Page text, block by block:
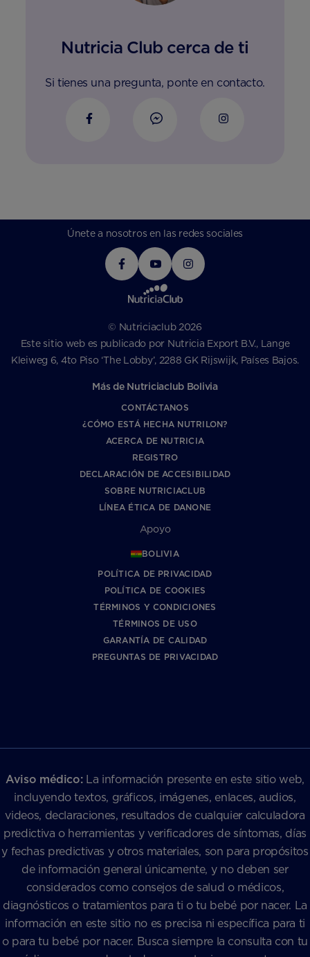
Nutricia Club cerca de ti
Si tienes una pregunta, ponte en contacto.
Únete a nosotros en las redes sociales
© Nutriciaclub 2026
Este sitio web es publicado por Nutricia Export B.V., Lange
Kleiweg 6, 4to Piso ‘The Lobby’, 2288 GK Rijswijk, Países Bajos.
Más de Nutriciaclub Bolivia
CONTÁCTANOS
¿CÓMO ESTÁ HECHA NUTRILON?
ACERCA DE NUTRICIA
REGISTRO
DECLARACIÓN DE ACCESIBILIDAD
SOBRE NUTRICIACLUB
LÍNEA ÉTICA DE DANONE
Apoyo
BOLIVIA
POLÍTICA DE PRIVACIDAD
POLÍTICA DE COOKIES
TÉRMINOS Y CONDICIONES
TÉRMINOS DE USO
GARANTÍA DE CALIDAD
PREGUNTAS DE PRIVACIDAD
Aviso médico:La información presente en este sitio web,
incluyendo textos, gráficos, imágenes, enlaces, audios,
videos, declaraciones, resultados de cualquier calculadora
predictiva o herramientas y verificadores de síntomas, días
y fechas predictivas y otros materiales, son para propósitos
de información general únicamente, y no deben ser
considerados como consejos de salud o médicos,
diagnósticos o tratamientos para ti o tu bebé por nacer. La
información en este sitio no es precisa ni específica para ti
o para tu bebé por nacer. Busca siempre la consulta con tu